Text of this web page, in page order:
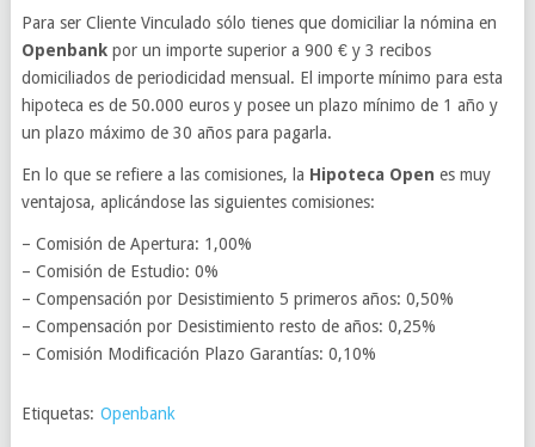
Para ser Cliente Vinculado sólo tienes que domiciliar la nómina en
Openbankpor un importe superior a 900 € y 3 recibos
domiciliados de periodicidad mensual. El importe mínimo para esta
hipoteca es de 50.000 euros y posee un plazo mínimo de 1 año y
un plazo máximo de 30 años para pagarla.
En lo que se refiere a las comisiones, la Hipoteca Open es muy
ventajosa, aplicándose las siguientes comisiones:
– Comisión de Apertura: 1,00%
– Comisión de Estudio: 0%
– Compensación por Desistimiento 5 primeros años: 0,50%
– Compensación por Desistimiento resto de años: 0,25%
– Comisión Modificación Plazo Garantías: 0,10%
Etiquetas: Openbank